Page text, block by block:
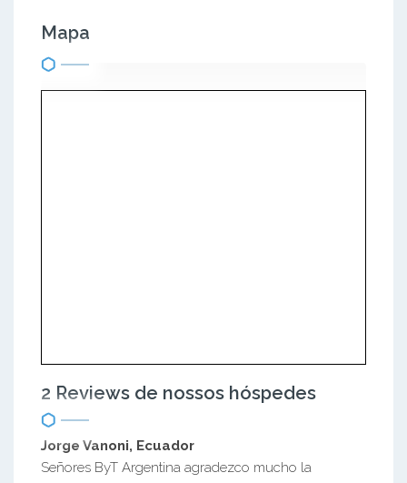
Mapa
2 Reviews de nossos hóspedes
Jorge Vanoni, Ecuador
Señores ByT Argentina agradezco mucho la